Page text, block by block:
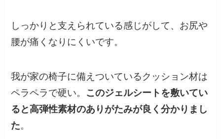
しっかりと支えられている感じがして、お尻や
腰が痛くなりにくいです。
我が家の椅子に備えついているクッション材は
ペラペラで硬い。 このジェルシートを敷いてい
ると高弾性素材のありがたみが良く分かりまし
た。